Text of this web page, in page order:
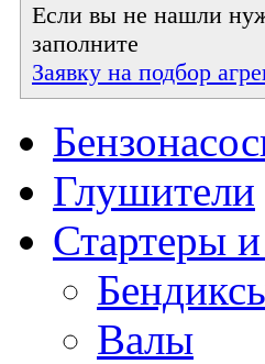
Если вы не нашли
заполните
Заявку на подбор
Глушители
Стартеры
Валы